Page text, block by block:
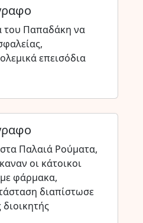
του Παπαδάκη να
επεισόδια
Παλαιά Ρούματα,
οι κάτοικοι
με φάρμακα,
διαπίστωσε